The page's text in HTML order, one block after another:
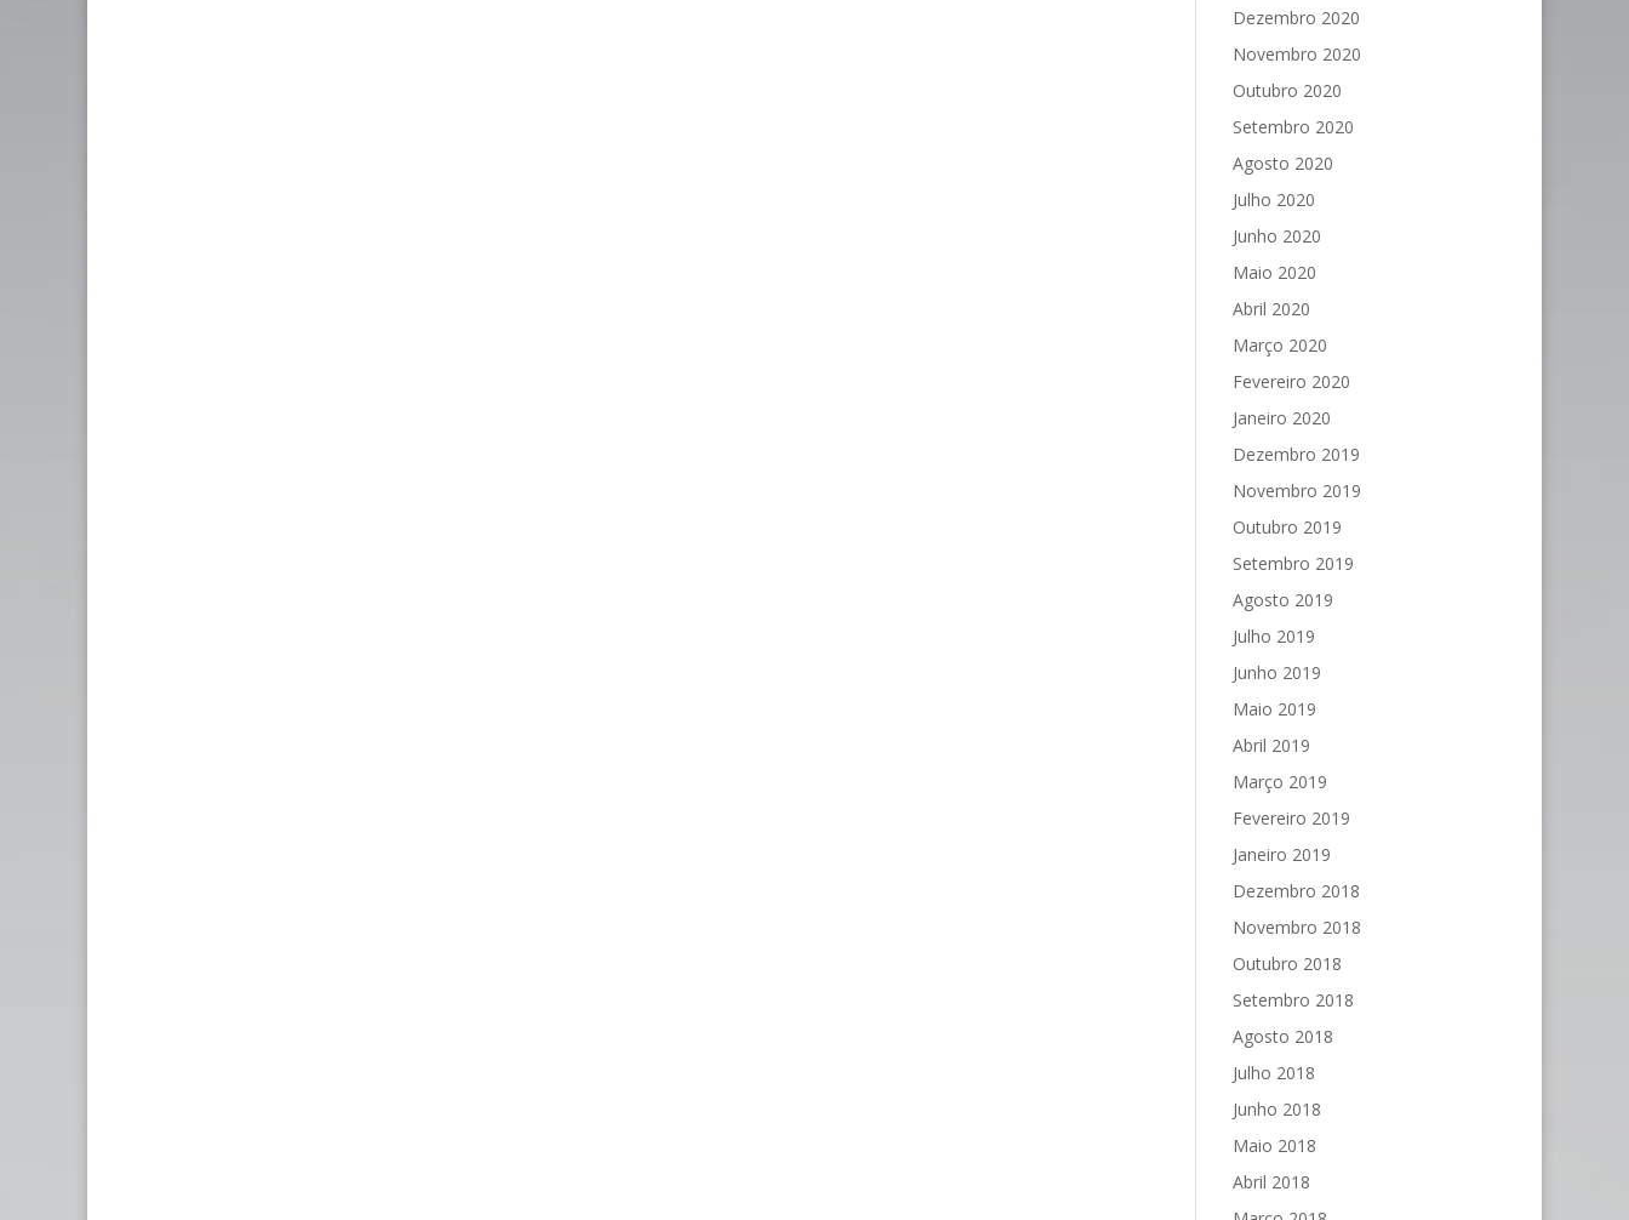
Dezembro 2020
Novembro 2020
Outubro 2020
Setembro 2020
Agosto 2020
Julho 2020
Junho 2020
Maio 2020
Abril 2020
Março 2020
Fevereiro 2020
Janeiro 2020
Dezembro 2019
Novembro 2019
Outubro 2019
Setembro 2019
Agosto 2019
Julho 2019
Junho 2019
Maio 2019
Abril 2019
Março 2019
Fevereiro 2019
Janeiro 2019
Dezembro 2018
Novembro 2018
Outubro 2018
Setembro 2018
Agosto 2018
Julho 2018
Junho 2018
Maio 2018
Abril 2018